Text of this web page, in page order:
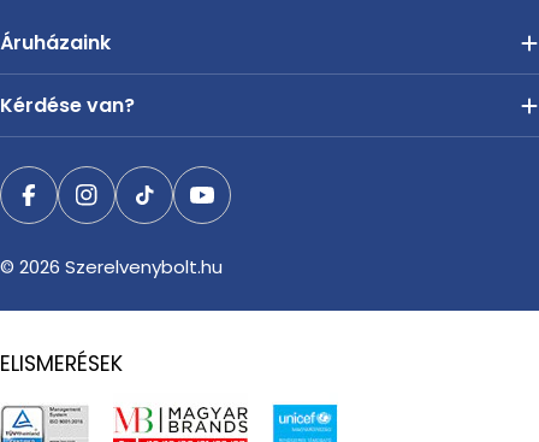
Áruházaink
Kérdése van?
FacebookInstagram
TikTokYouTube
© 2026 Szerelvenybolt.hu
ELISMERÉSEK